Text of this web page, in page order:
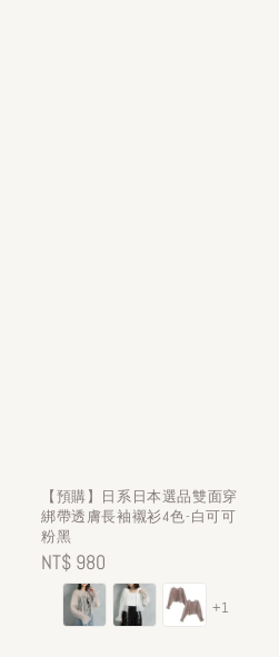
【預購】日系日本選品雙面穿
綁帶透膚長袖襯衫4色-白可可
粉黑
Regular
price
NT$ 980
+1